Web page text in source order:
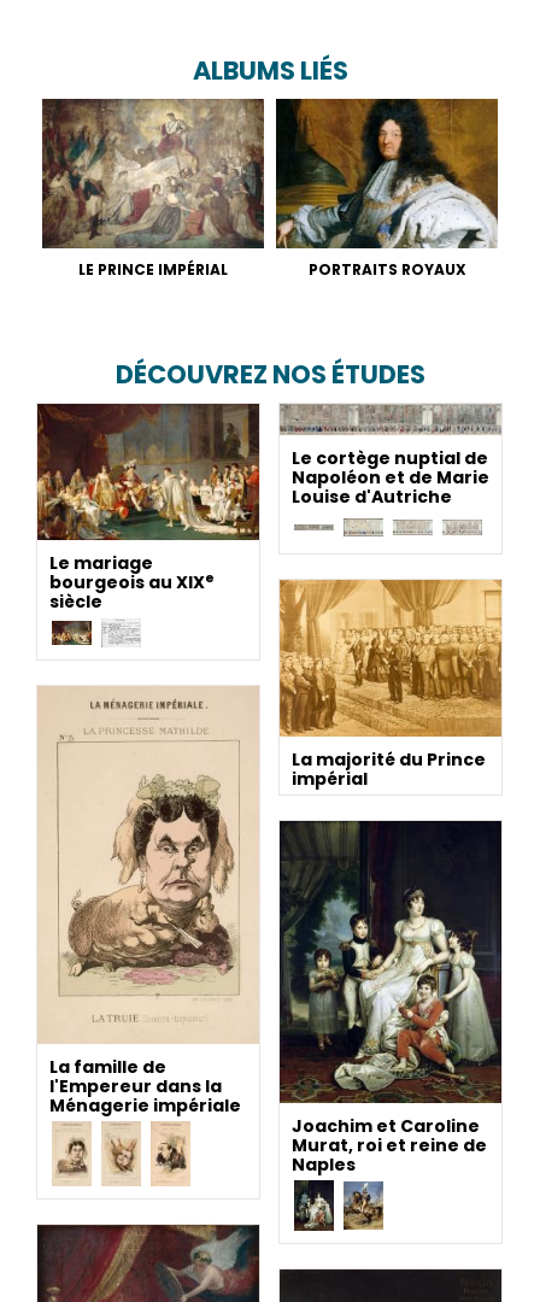
ALBUMS LIÉS
LE PRINCE IMPÉRIAL PORTRAITS ROYAUX
DÉCOUVREZ NOS ÉTUDES
Le mariage
bourgeois au XIXe
siècle
Le cortège nuptial de
Napoléon et de Marie
Louise d'Autriche
La majorité du Prince
impérial
La famille de
l'Empereur dans la
Ménagerie impériale
Joachim et Caroline
Murat, roi et reine de
Naples